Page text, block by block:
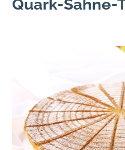
Quark-Sahne-